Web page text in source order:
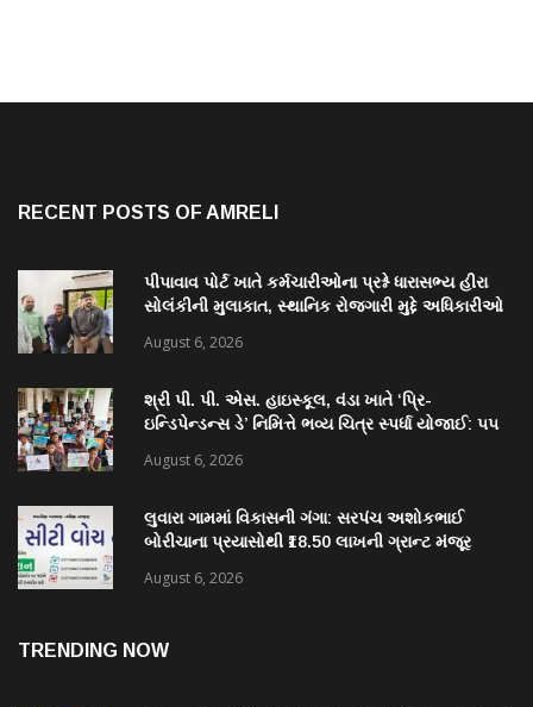
RECENT POSTS OF AMRELI
પીપાવાવ પોર્ટ ખાતે કર્મચારીઓના પ્રશ્ને ધારાસભ્ય હીરા
સોલંકીની મુલાકાત, સ્થાનિક રોજગારી મુદ્દે અધિકારીઓ
August 6, 2026
શ્રી પી. પી. એસ. હાઇસ્કૂલ, વંડા ખાતે ‘પ્રિ-
ઇન્ડિપેન્ડન્સ ડે’ નિમિત્તે ભવ્ય ચિત્ર સ્પર્ધા યોજાઈ: ૫૫
August 6, 2026
લુવારા ગામમાં વિકાસની ગંગા: સરપંચ અશોકભાઈ
બોરીચાના પ્રયાસોથી ₹18.50 લાખની ગ્રાન્ટ મંજૂર
August 6, 2026
TRENDING NOW